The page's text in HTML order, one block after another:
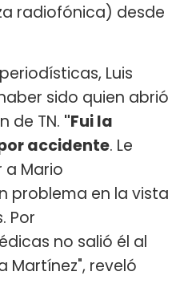
radiofónica) desde
Luis
sido quien abrió
de TN. "Fui la
accidente. Le
Mario
problema en la vista
Por
no salió él al
Martínez", reveló